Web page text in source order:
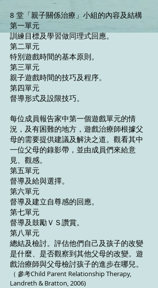
8 堂「親子關係治療」小組的內容及結構
第一單元
訓練目標及學習做同理式回應。
第二單元
特別遊戲時間的基本原則。
第三單元
親子遊戲時間的技巧及程序。
第四單元
督導形式及設限技巧。
每位成員報告家中第一個遊戲單元的情
況，及有困難的地方，遊戲治療師根據父
母的需要提供建議及解決之道。觀看其中
一位父母的錄影帶，並由成員們來給意
見、觀感。
第五單元
督導及給與選擇。
第六單元
督導及建立自尊感的回應。
第七單元
督導及鼓勵ＶＳ讚賞。
第八單元
總結及檢討。評估他們自己及孩子的改變
是什麼、是否觀察到其他父母的改變。遊
戲治療師與父母檢討孩子的進步在哪兒。
（ 參考Child Parent Relationship Therapy,
Landreth & Bratton, 2006)